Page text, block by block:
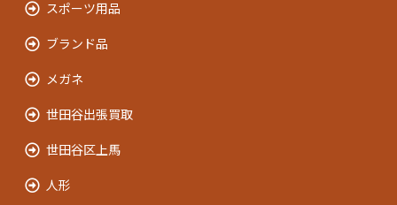
スポーツ用品
ブランド品
メガネ
世田谷出張買取
世田谷区上馬
人形